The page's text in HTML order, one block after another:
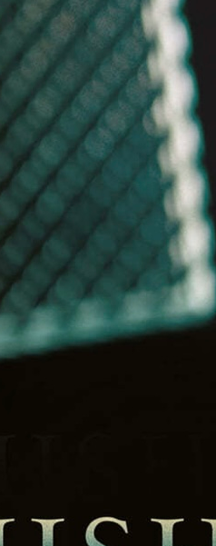
니며, 수집 분류된 정보 및 각 상품 거래
.
보, 판매 여부 등은 각 상품판매 당사자
with